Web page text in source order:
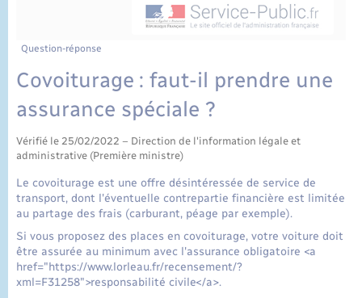
Question-réponse
Covoiturage : faut-il prendre une
assurance spéciale ?
Vérifié le 25/02/2022 – Direction de l'information légale et
administrative (Première ministre)
Le covoiturage est une offre désintéressée de service de
transport, dont l'éventuelle contrepartie financière est limitée
au partage des frais (carburant, péage par exemple).
Si vous proposez des places en covoiturage, votre voiture doit
être assurée au minimum avec l'assurance obligatoire <a
href="https://www.lorleau.fr/recensement/?
xml=F31258">responsabilité civile</a>.